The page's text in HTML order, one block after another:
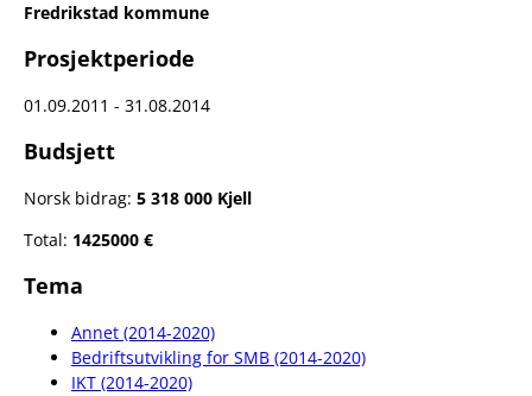
Fredrikstad kommune
Prosjektperiode
01.09.2011 - 31.08.2014
Budsjett
Norsk bidrag: 5 318 000 Kjell
Total: 1425000 €
Tema
Annet (2014-2020)
Bedriftsutvikling for SMB (2014-2020)
IKT (2014-2020)